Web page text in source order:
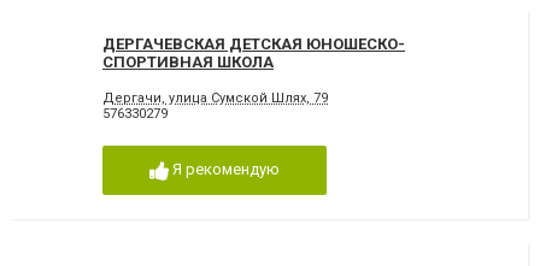
ДЕРГАЧЕВСКАЯ ДЕТСКАЯ ЮНОШЕСКО-
СПОРТИВНАЯ ШКОЛА
Дергачи, улица Сумской Шлях, 79
576330279
Я рекомендую